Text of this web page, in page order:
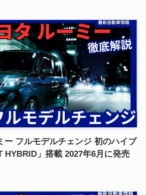
ー フルモデルチェンジ 初のハイブ
HYBRID」搭載 2027年6月に発売